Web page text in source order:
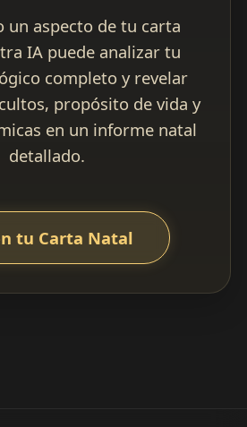
un aspecto de tu carta
IA puede analizar tu
completo y revelar
propósito de vida y
en un informe natal
detallado.
tu Carta Natal